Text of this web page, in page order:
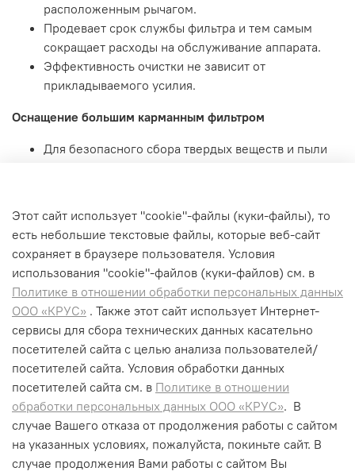
расположенным рычагом.
Продевает срок службы фильтра и тем самым
сокращает расходы на обслуживание аппарата.
Эффективность очистки не зависит от
прикладываемого усилия.
Оснащение большим карманным фильтром
Для безопасного сбора твердых веществ и пыли
его забивание засасываемыми твердыми
веществами.
+7 (495) 662-99-75
info@krus-group.ru
Этот сайт использует "cookie"-файлы (куки-файлы), то
есть небольшие текстовые файлы, которые веб-сайт
сохраняет в браузере пользователя. Условия
использования "cookiе"-файлов (куки-файлов) см. в
Политике в отношении обработки персональных данных
ООО «КРУС» . Также этот сайт использует Интернет-
сервисы для сбора технических данных касательно
посетителей сайта с целью анализа пользователей/
посетителей сайта. Условия обработки данных
посетителей сайта см. в Политике в отношении
обработки персональных данных ООО «КРУС». В
случае Вашего отказа от продолжения работы с сайтом
на указанных условиях, пожалуйста, покиньте сайт. В
случае продолжения Вами работы с сайтом Вы